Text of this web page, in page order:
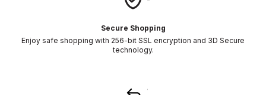
Secure Shopping
Enjoy safe shopping with 256-bit SSL encryption and 3D Secure
technology.